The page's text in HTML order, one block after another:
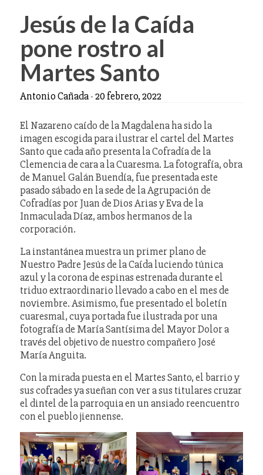
Jesús de la Caída
pone rostro al
Martes Santo
Antonio Cañada-20 febrero, 2022
El Nazareno caído de la Magdalena ha sido la
imagen escogida para ilustrar el cartel del Martes
Santo que cada año presenta la Cofradía de la
Clemencia de cara a la Cuaresma. La fotografía, obra
de Manuel Galán Buendía, fue presentada este
pasado sábado en la sede de la Agrupación de
Cofradías por Juan de Dios Arias y Eva de la
Inmaculada Díaz, ambos hermanos de la
corporación.
La instantánea muestra un primer plano de
Nuestro Padre Jesús de la Caída luciendo túnica
azul y la corona de espinas estrenada durante el
triduo extraordinario llevado a cabo en el mes de
noviembre. Asimismo, fue presentado el boletín
cuaresmal, cuya portada fue ilustrada por una
fotografía de María Santísima del Mayor Dolor a
través del objetivo de nuestro compañero José
María Anguita.
Con la mirada puesta en el Martes Santo, el barrio y
sus cofrades ya sueñan con ver a sus titulares cruzar
el dintel de la parroquia en un ansiado reencuentro
con el pueblo jiennense.